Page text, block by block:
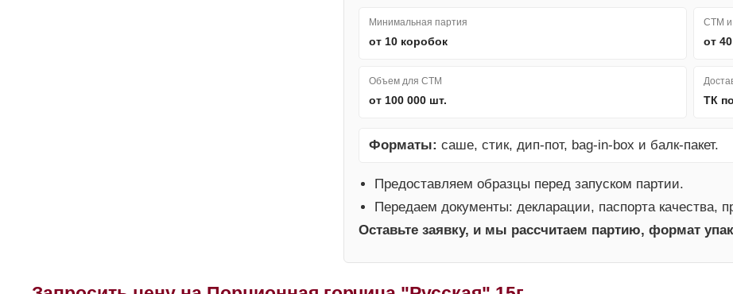
Минимальная партия
от 10 коробок
СТМ и
от
Объем для СТМ
от 100 000 шт. ТК
Форматы: саше, стик, дип-пот, bag-in-box и балк-пакет.
Предоставляем образцы перед запуском партии.
Передаем документы: декларации, паспорта качества,
Оставьте заявку, и мы рассчитаем партию, формат